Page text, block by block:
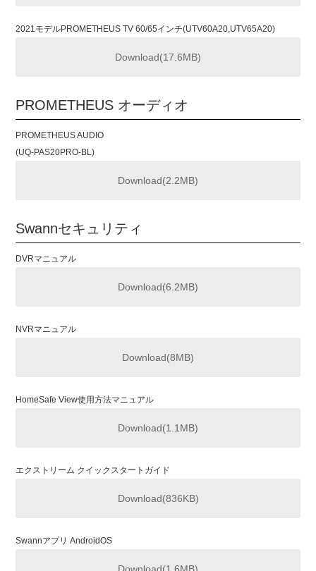
2021モデルPROMETHEUS TV 60/65インチ(UTV60A20,UTV65A20)
Download(17.6MB)
PROMETHEUS オーディオ
PROMETHEUS AUDIO
(UQ-PAS20PRO-BL)
Download(2.2MB)
Swannセキュリティ
DVRマニュアル
Download(6.2MB)
NVRマニュアル
Download(8MB)
HomeSafe View使用方法マニュアル
Download(1.1MB)
エクストリーム クイックスタートガイド
Download(836KB)
Swannアプリ AndroidOS
Download(1.6MB)